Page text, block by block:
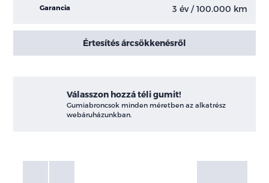
Garancia 3 év / 100.000 km
Értesítés árcsökkenésről
Válasszon hozzá téli gumit!
Gumiabroncsok minden méretben az alkatrész
webáruházunkban.
Galéria